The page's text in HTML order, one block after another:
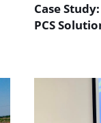
Case
PCS